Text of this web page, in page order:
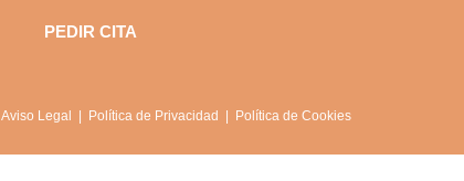
PEDIR CITA
Aviso Legal Política de Privacidad Política de Cookies